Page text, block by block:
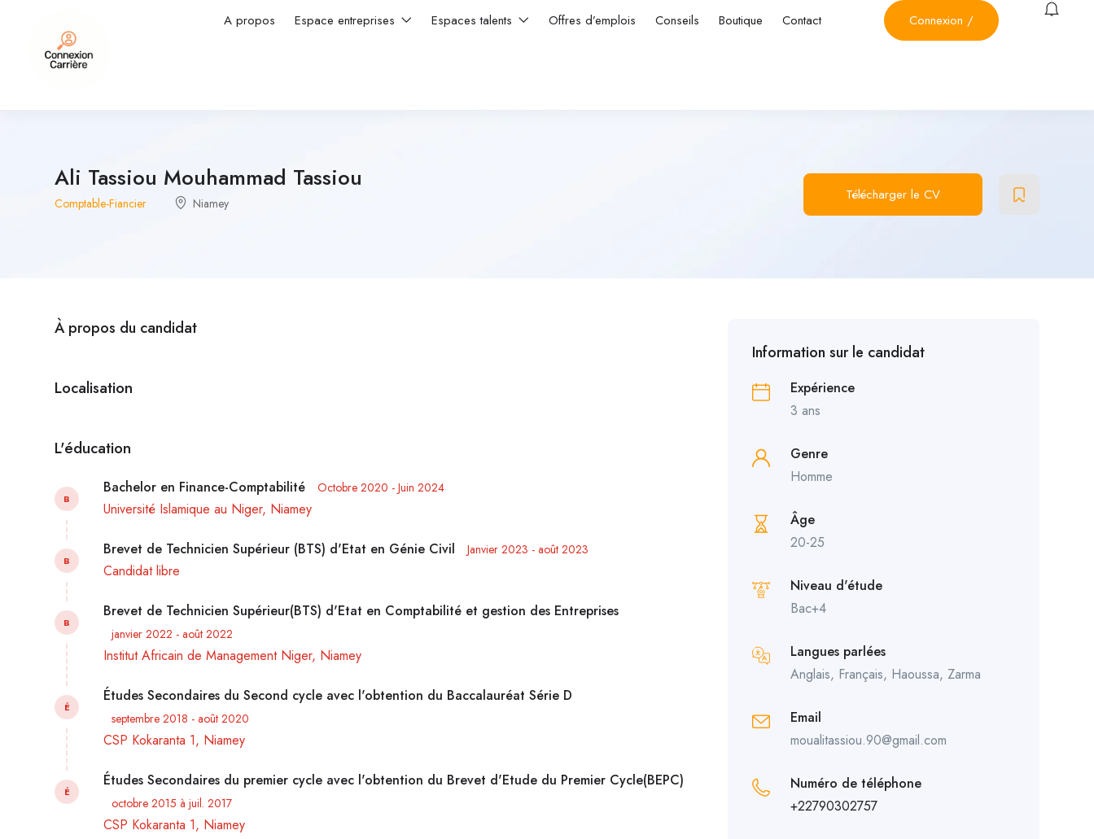
A propos Espace entreprises Espaces talents Offres d’emplois Conseils Boutique Contact Connexion /
Ali Tassiou Mouhammad Tassiou
Comptable-Fiancier Niamey Télécharger le CV
À propos du candidat
Localisation
L'éducation
B
Bachelor en Finance-Comptabilité Octobre 2020 - Juin 2024
Université Islamique au Niger, Niamey
B
Brevet de Technicien Supérieur (BTS) d'Etat en Génie Civil Janvier 2023 - août 2023
Candidat libre
B
Brevet de Technicien Supérieur(BTS) d'Etat en Comptabilité et gestion des Entreprises
janvier 2022 - août 2022
Institut Africain de Management Niger, Niamey
É
Études Secondaires du Second cycle avec l'obtention du Baccalauréat Série D
septembre 2018 - août 2020
CSP Kokaranta 1, Niamey
É
Études Secondaires du premier cycle avec l'obtention du Brevet d'Etude du Premier Cycle(BEPC)
octobre 2015 à juil. 2017
CSP Kokaranta 1, Niamey
Information sur le candidat
Expérience
3 ans
Genre
Homme
Âge
20-25
Niveau d'étude
Bac+4
Langues parlées
Anglais, Français, Haoussa, Zarma
Email
moualitassiou.90@gmail.com
Numéro de téléphone
+22790302757